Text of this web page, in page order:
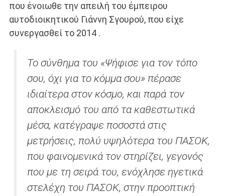
που ένοιωθε την απειλή του έμπειρου
αυτοδιοικητικού Γιάννη Σγουρού, που είχε
συνεργασθεί το 2014 .
Το σύνθημα του «Ψήφισε για τον τόπο
σου, όχι για το κόμμα σου» πέρασε
ιδιαίτερα στον κόσμο, και παρά τον
αποκλεισμό του από τα καθεστωτικά
μέσα, κατέγραψε ποσοστά στις
μετρήσεις, πολύ υψηλότερα του ΠΑΣΟΚ,
που φαινομενικά τον στηρίζει, γεγονός
που με τη σειρά του, ενόχλησε ηγετικά
στελέχη του ΠΑΣΟΚ, στην προοπτική